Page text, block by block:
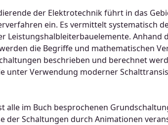
der Elektrotechnik führt in das
ein. Es vermittelt systematisch
Leistungshalbleiterbauelemente.
die Begriffe und mathematischen
beschrieben und berechnet
unter Verwendung moderner
alle im Buch besprochenen
der Schaltungen durch Animationen